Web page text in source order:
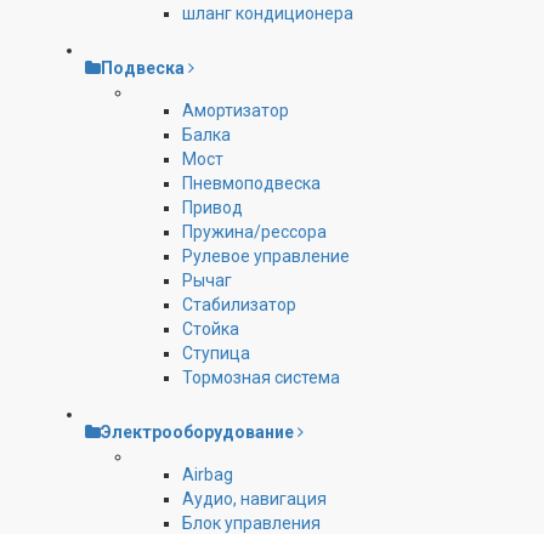
шланг кондиционера
Подвеска
Амортизатор
Балка
Мост
Пневмоподвеска
Привод
Пружина/рессора
Рулевое управление
Рычаг
Стабилизатор
Стойка
Ступица
Тормозная система
Электрооборудование
Airbag
Аудио, навигация
Блок управления